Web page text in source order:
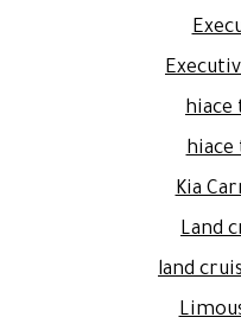
hiace
hiace
Kia
Land
land